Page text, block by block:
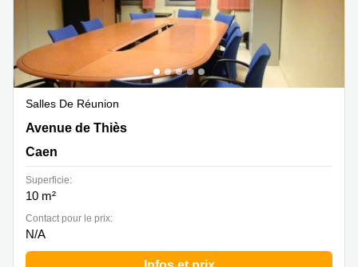
Coworking
Toulouse
Coworking
Nice
Centres
Lyon
Location
Paris
Centre
d'affaires
Montpellier
Salles De Réunion
26 avenue de Thies, Caen
Avenue de Thiès
Caen
Superficie:
10 m²
Contact pour le prix:
N/A